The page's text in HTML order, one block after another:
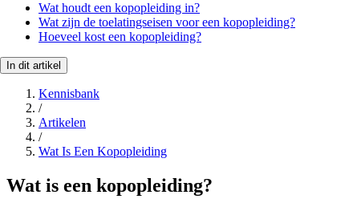
Wat houdt een kopopleiding in?
Wat zijn de toelatingseisen voor een kopopleiding?
Hoeveel kost een kopopleiding?
In dit artikel
Kennisbank
/
Artikelen
/
Wat Is Een Kopopleiding
Wat is een kopopleiding?